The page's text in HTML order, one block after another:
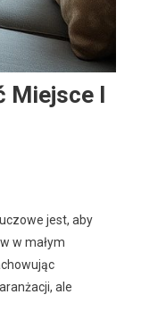
Miejsce I
jest, aby
w małym
ale